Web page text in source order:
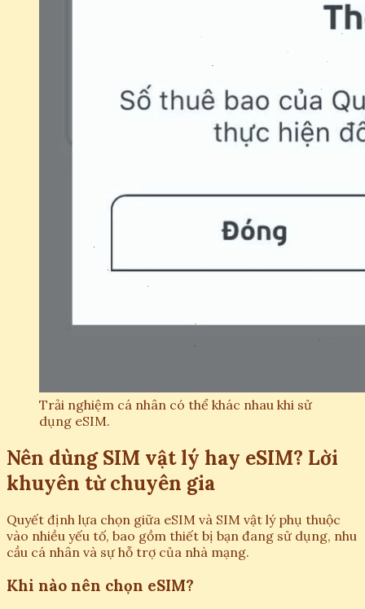
Trải nghiệm cá nhân có thể khác nhau khi sử
dụng eSIM.
Nên dùng SIM vật lý hay eSIM? Lời
khuyên từ chuyên gia
Quyết định lựa chọn giữa eSIM và SIM vật lý phụ thuộc
vào nhiều yếu tố, bao gồm thiết bị bạn đang sử dụng, nhu
cầu cá nhân và sự hỗ trợ của nhà mạng.
Khi nào nên chọn eSIM?